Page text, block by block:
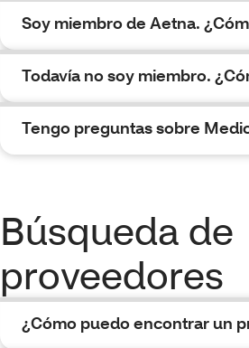
Soy miembro de Aetna.
Todavía no soy miembro.
Tengo preguntas sobre
Búsqueda de
proveedores
¿Cómo puedo encontrar un